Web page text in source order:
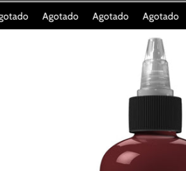
Agotado Agotado Agotado
Ir directamente a la información del